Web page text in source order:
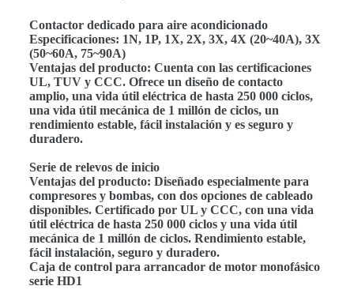
Contactor dedicado para aire acondicionado
Especificaciones: 1N, 1P, 1X, 2X, 3X, 4X (20~40A), 3X
(50~60A, 75~90A)
Ventajas del producto: Cuenta con las certificaciones
UL, TUV y CCC. Ofrece un diseño de contacto
amplio, una vida útil eléctrica de hasta 250 000 ciclos,
una vida útil mecánica de 1 millón de ciclos, un
rendimiento estable, fácil instalación y es seguro y
duradero.
Serie de relevos de inicio
Ventajas del producto: Diseñado especialmente para
compresores y bombas, con dos opciones de cableado
disponibles. Certificado por UL y CCC, con una vida
útil eléctrica de hasta 250 000 ciclos y una vida útil
mecánica de 1 millón de ciclos. Rendimiento estable,
fácil instalación, seguro y duradero.
Caja de control para arrancador de motor monofásico
serie HD1